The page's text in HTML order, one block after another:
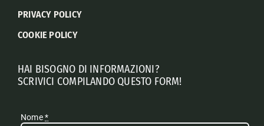
PRIVACY POLICY
COOKIE POLICY
HAI BISOGNO DI INFORMAZIONI?
SCRIVICI COMPILANDO QUESTO FORM!
Nome*